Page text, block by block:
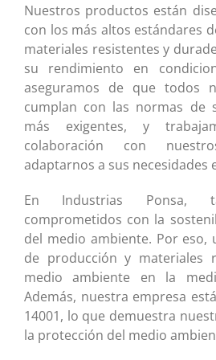
Nuestros productos están
con los más altos estándares
materiales resistentes y
su rendimiento en
aseguramos de que todos
cumplan con las normas de
más exigentes, y
colaboración con
adaptarnos a sus necesidades
En Industrias Ponsa,
comprometidos con la
del medio ambiente. Por eso,
de producción y materiales
medio ambiente en la
Además, nuestra empresa
14001, lo que demuestra
la protección del medio